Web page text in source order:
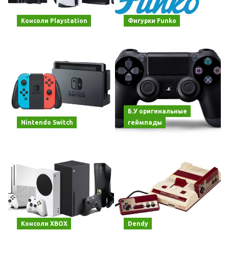
Консоли Playstation Фигурки Funko
Nintendo Switch
Б.У оригинальные
геймпады
Консоли XBOX Dendy